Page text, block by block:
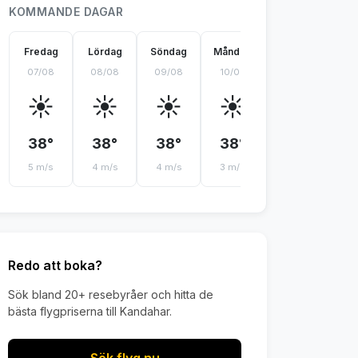
KOMMANDE DAGAR
Fredag
07/08
☀️
38°
5 m/s
Lördag
08/08
☀️
38°
4 m/s
Söndag
09/08
☀️
38°
4 m/s
Måndag
10/08
☀️
38°
3 m/s
Redo att boka?
Sök bland 20+ resebyråer och hitta de
bästa flygpriserna till Kandahar.